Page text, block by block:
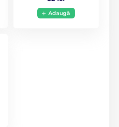
Adaugă